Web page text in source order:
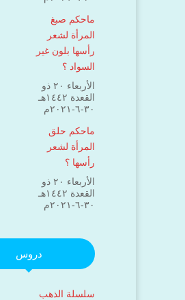
ماحكم صبغ
المرأة لشعر
رأسها بلون غير
السواد ؟
الأربعاء ۲۰ ذو
القعدة ۱٤٤۲هـ
۳۰-٦-۲۰۲۱م
ماحكم حلق
المرأة لشعر
رأسها ؟
الأربعاء ۲۰ ذو
القعدة ۱٤٤۲هـ
۳۰-٦-۲۰۲۱م
دروس
سلسلة الذهب